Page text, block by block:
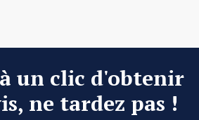
un clic d'obtenir
ne tardez pas !